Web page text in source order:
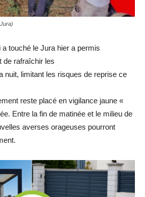
a touché le Jura hier a permis
de rafraîchir les
nuit, limitant les risques de reprise ce
reste placé en vigilance jaune «
Entre la fin de matinée et le milieu de
averses orageuses pourront